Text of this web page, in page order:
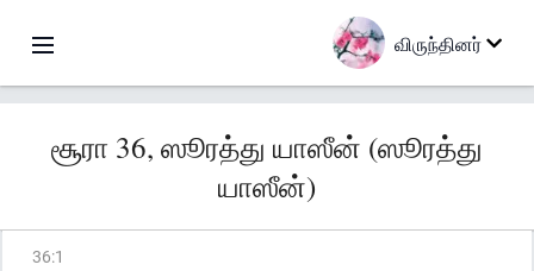
விருந்தினர்
சூரா 36, ஸூரத்து யாஸீன் (ஸூரத்து
யாஸீன்)
36:1